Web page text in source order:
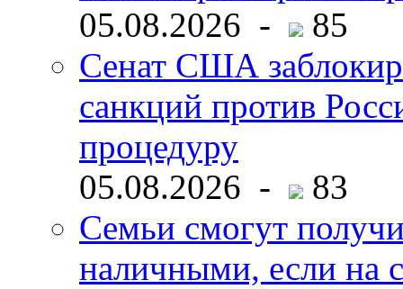
05.08.2026 -
85
Сенат США
санкций против
процедуру
05.08.2026 -
83
Семьи смогут
наличными, если на